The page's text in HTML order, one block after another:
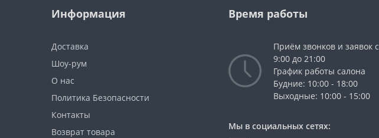
Информация
Доставка
Шоу-рум
О нас
Политика Безопасности
Контакты
Возврат товара
Время работы
Приём звонков и заявок с
9:00 до 21:00
График работы салона
Будние: 10:00 - 18:00
Выходные: 10:00 - 15:00
Мы в социальных сетях: